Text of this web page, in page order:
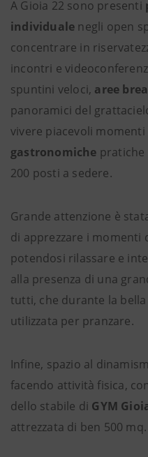
A Gioia 22 sono presenti
individuale negli open
concentrare in
incontri e
spuntini veloci, aree
panoramici del
vivere piacevoli
gastronomiche pratiche
200 posti a sedere.
Grande attenzione è
di apprezzare i momenti
potendosi rilassare e
alla presenza di una
tutti, che durante la
utilizzata per pranzare.
Infine, spazio al
facendo attività fisica,
dello stabile di GYM
attrezzata di ben 500 mq.